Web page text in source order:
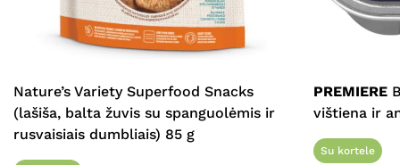
Nature’s Variety Superfood Snacks
(lašiša, balta žuvis su spanguolėmis ir
rusvaisiais dumbliais) 85 g
PREMIERE
vištiena ir
Su kortele